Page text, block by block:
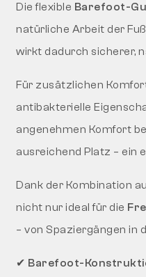
Die flexible Barefoot-
natürliche Arbeit der
wirkt dadurch sicherer,
Für zusätzlichen
antibakterielle
angenehmen Komfort
ausreichend Platz – ein
Dank der Kombination
nicht nur ideal für die
– von Spaziergängen in
✔ Barefoot-